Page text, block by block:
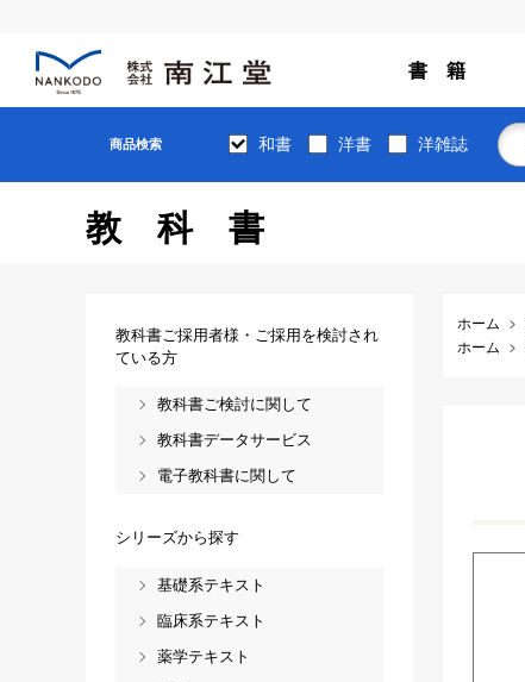
書 籍
商品検索 和書 洋書 洋雑誌
教科書
ホーム
ホーム
教科書ご採用者様・ご採用を検討され
ている方
教科書ご検討に関して
教科書データサービス
電子教科書に関して
シリーズから探す
基礎系テキスト
臨床系テキスト
薬学テキスト